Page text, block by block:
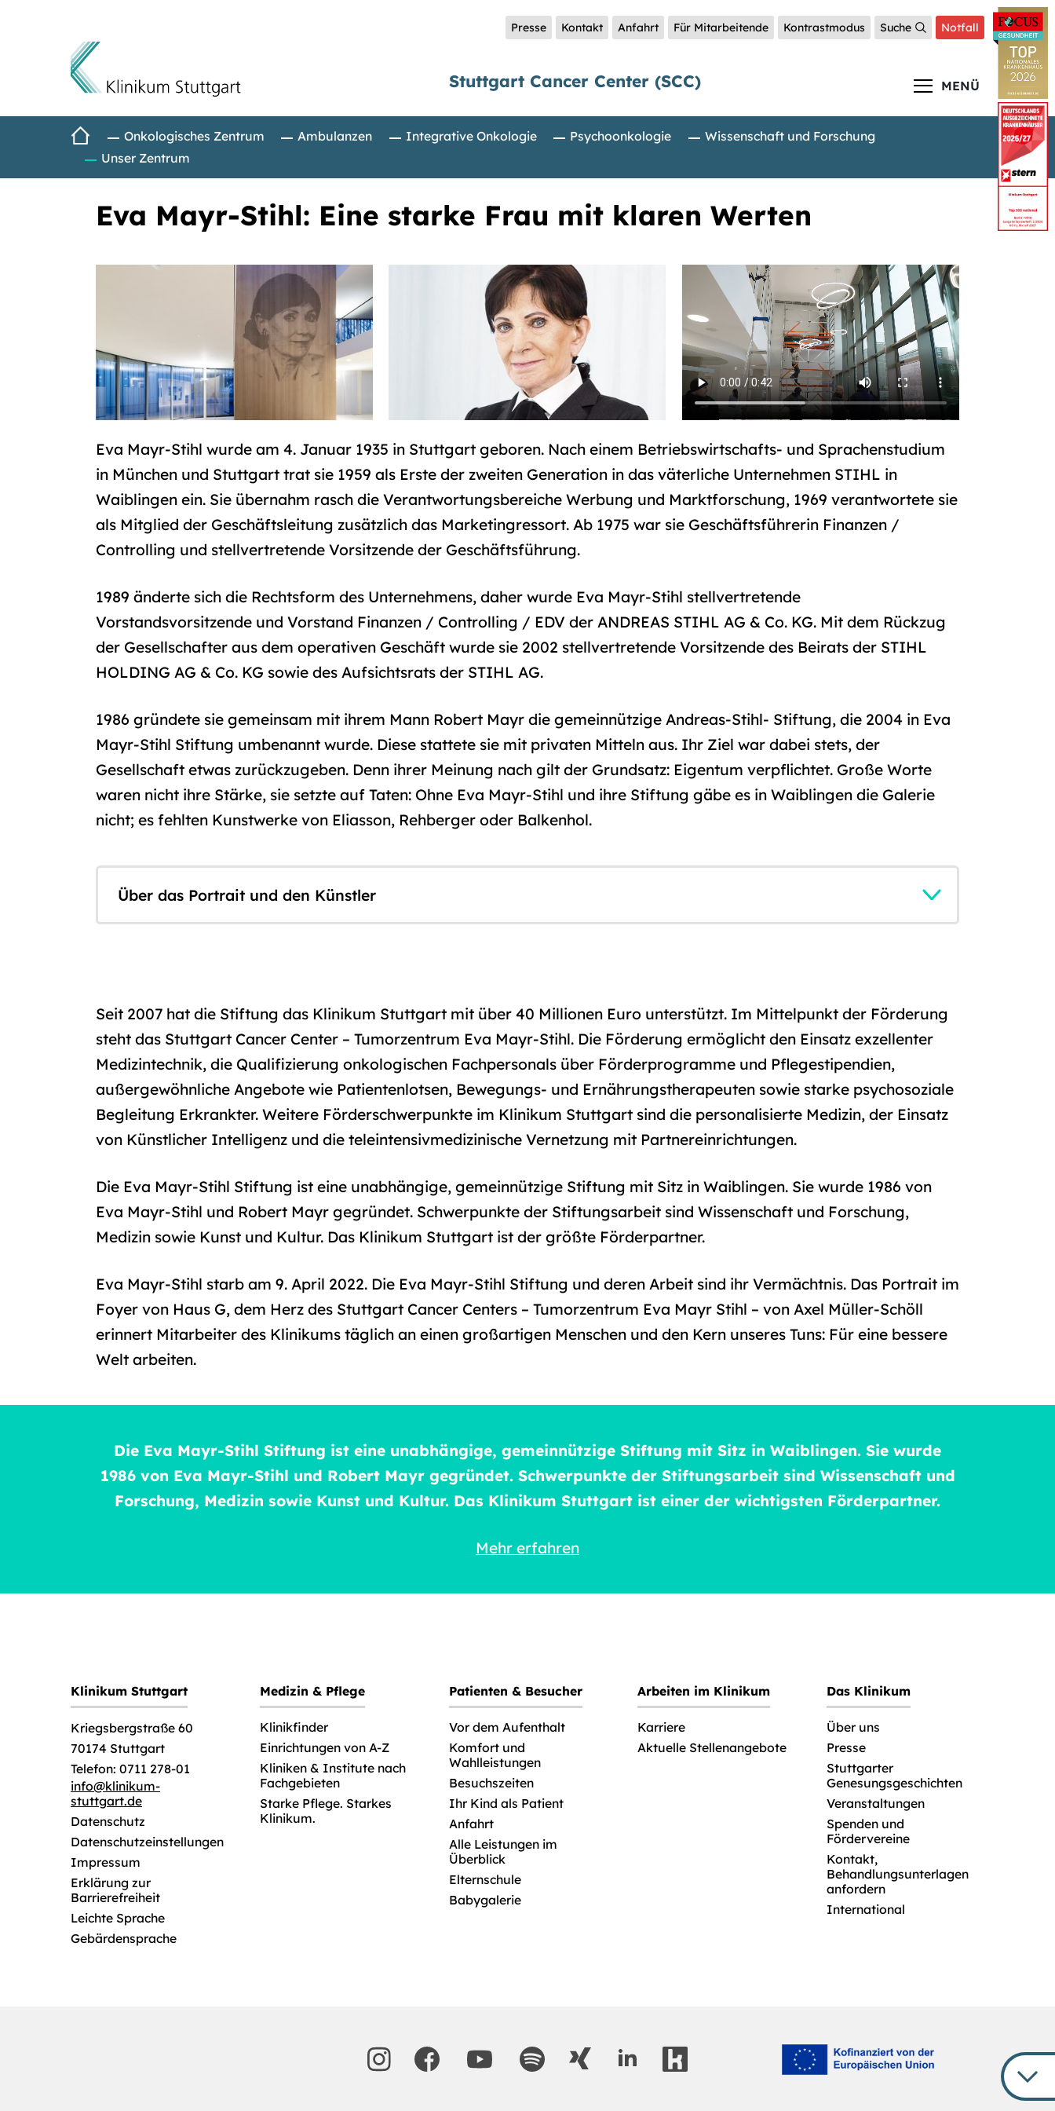
Direkt zum Inhalt
Presse Kontakt Anfahrt Für Mitarbeitende Kontrastmodus Suche Notfall
Stuttgart Cancer Center (SCC) MENÜ
StartseiteOnkologisches Zentrum Ambulanzen Integrative Onkologie Psychoonkologie
Wissenschaft und Forschung
Unser Zentrum
Eva Mayr-Stihl: Eine starke Frau mit klaren Werten
Eva Mayr-Stihl wurde am 4. Januar 1935 in Stuttgart geboren. Nach einem Betriebswirtschafts- und Sprachenstudium
in München und Stuttgart trat sie 1959 als Erste der zweiten Generation in das väterliche Unternehmen STIHL in
Waiblingen ein. Sie übernahm rasch die Verantwortungsbereiche Werbung und Marktforschung, 1969 verantwortete sie
als Mitglied der Geschäftsleitung zusätzlich das Marketingressort. Ab 1975 war sie Geschäftsführerin Finanzen /
Controlling und stellvertretende Vorsitzende der Geschäftsführung.
1989 änderte sich die Rechtsform des Unternehmens, daher wurde Eva Mayr-Stihl stellvertretende
Vorstandsvorsitzende und Vorstand Finanzen / Controlling / EDV der ANDREAS STIHL AG & Co. KG. Mit dem Rückzug
der Gesellschafter aus dem operativen Geschäft wurde sie 2002 stellvertretende Vorsitzende des Beirats der STIHL
HOLDING AG & Co. KG sowie des Aufsichtsrats der STIHL AG.
1986 gründete sie gemeinsam mit ihrem Mann Robert Mayr die gemeinnützige Andreas-Stihl- Stiftung, die 2004 in Eva
Mayr-Stihl Stiftung umbenannt wurde. Diese stattete sie mit privaten Mitteln aus. Ihr Ziel war dabei stets, der
Gesellschaft etwas zurückzugeben. Denn ihrer Meinung nach gilt der Grundsatz: Eigentum verpflichtet. Große Worte
waren nicht ihre Stärke, sie setzte auf Taten: Ohne Eva Mayr-Stihl und ihre Stiftung gäbe es in Waiblingen die Galerie
nicht; es fehlten Kunstwerke von Eliasson, Rehberger oder Balkenhol.
Über das Portrait und den Künstler
Seit 2007 hat die Stiftung das Klinikum Stuttgart mit über 40 Millionen Euro unterstützt. Im Mittelpunkt der Förderung
steht das Stuttgart Cancer Center – Tumorzentrum Eva Mayr-Stihl. Die Förderung ermöglicht den Einsatz exzellenter
Medizintechnik, die Qualifizierung onkologischen Fachpersonals über Förderprogramme und Pflegestipendien,
außergewöhnliche Angebote wie Patientenlotsen, Bewegungs- und Ernährungstherapeuten sowie starke psychosoziale
Begleitung Erkrankter. Weitere Förderschwerpunkte im Klinikum Stuttgart sind die personalisierte Medizin, der Einsatz
von Künstlicher Intelligenz und die teleintensivmedizinische Vernetzung mit Partnereinrichtungen.
Die Eva Mayr-Stihl Stiftung ist eine unabhängige, gemeinnützige Stiftung mit Sitz in Waiblingen. Sie wurde 1986 von
Eva Mayr-Stihl und Robert Mayr gegründet. Schwerpunkte der Stiftungsarbeit sind Wissenschaft und Forschung,
Medizin sowie Kunst und Kultur. Das Klinikum Stuttgart ist der größte Förderpartner.
Eva Mayr-Stihl starb am 9. April 2022. Die Eva Mayr-Stihl Stiftung und deren Arbeit sind ihr Vermächtnis. Das Portrait im
Foyer von Haus G, dem Herz des Stuttgart Cancer Centers – Tumorzentrum Eva Mayr Stihl – von Axel Müller-Schöll
erinnert Mitarbeiter des Klinikums täglich an einen großartigen Menschen und den Kern unseres Tuns: Für eine bessere
Welt arbeiten.
Die Eva Mayr-Stihl Stiftung ist eine unabhängige, gemeinnützige Stiftung mit Sitz in Waiblingen. Sie wurde
1986 von Eva Mayr-Stihl und Robert Mayr gegründet. Schwerpunkte der Stiftungsarbeit sind Wissenschaft und
Forschung, Medizin sowie Kunst und Kultur. Das Klinikum Stuttgart ist einer der wichtigsten Förderpartner.
Mehr erfahren
Klinikum Stuttgart
Kriegsbergstraße 60
70174 Stuttgart
Telefon: 0711 278-01
info@klinikum-
stuttgart.de
Datenschutz
Datenschutzeinstellungen
Impressum
Erklärung zur
Barrierefreiheit
Leichte Sprache
Gebärdensprache
Medizin & Pflege
Klinikfinder
Einrichtungen von A-Z
Kliniken & Institute nach
Fachgebieten
Starke Pflege. Starkes
Klinikum.
Patienten & Besucher
Vor dem Aufenthalt
Komfort und
Wahlleistungen
Besuchszeiten
Ihr Kind als Patient
Anfahrt
Alle Leistungen im
Überblick
Elternschule
Babygalerie
Arbeiten im Klinikum
Karriere
Aktuelle Stellenangebote
Das Klinikum
Über uns
Presse
Stuttgarter
Genesungsgeschichten
Veranstaltungen
Spenden und
Fördervereine
Kontakt,
Behandlungsunterlagen
anfordern
International